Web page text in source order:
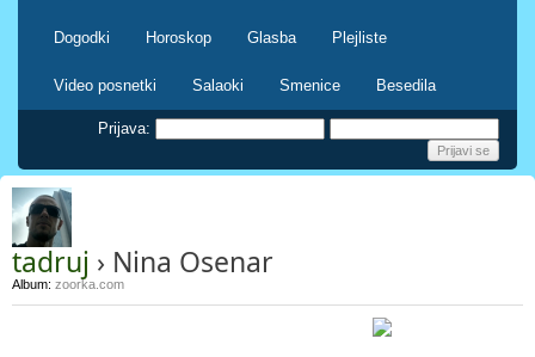
Dogodki Horoskop Glasba Plejliste
Video posnetki Salaoki Smenice Besedila
Prijava:
tadruj › Nina Osenar
Album: zoorka.com